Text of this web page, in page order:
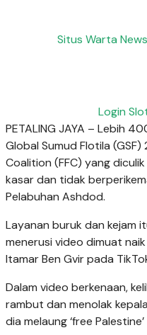
Situs Warta
Login
PETALING JAYA – Lebih
Global Sumud Flotila
Coalition (FFC) yang
kasar dan tidak
Pelabuhan Ashdod.
Layanan buruk dan kejam
menerusi video dimuat
Itamar Ben Gvir pada
Dalam video berkenaan,
rambut dan menolak
dia melaung ‘free